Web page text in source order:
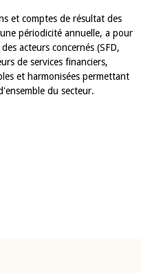
et comptes de résultat des
périodicité annuelle, a pour
acteurs concernés (SFD,
de services financiers,
et harmonisées permettant
du secteur.